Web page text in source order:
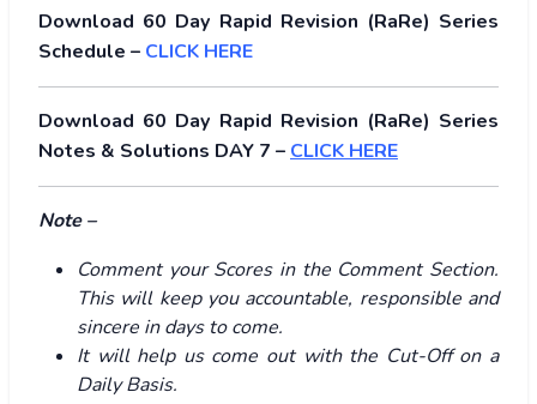
Download 60 Day Rapid Revision (RaRe) Series
Schedule – CLICK HERE
Download 60 Day Rapid Revision (RaRe) Series
Notes & Solutions DAY 7 – CLICK HERE
Note –
Comment your Scores in the Comment Section.
This will keep you accountable, responsible and
sincere in days to come.
It will help us come out with the Cut-Off on a
Daily Basis.